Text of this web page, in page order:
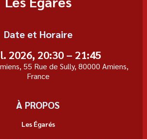
Date et Horaire
2026, 20:30 – 21:45
55 Rue de Sully, 80000 Amiens,
France
À PROPOS
Les Égarés